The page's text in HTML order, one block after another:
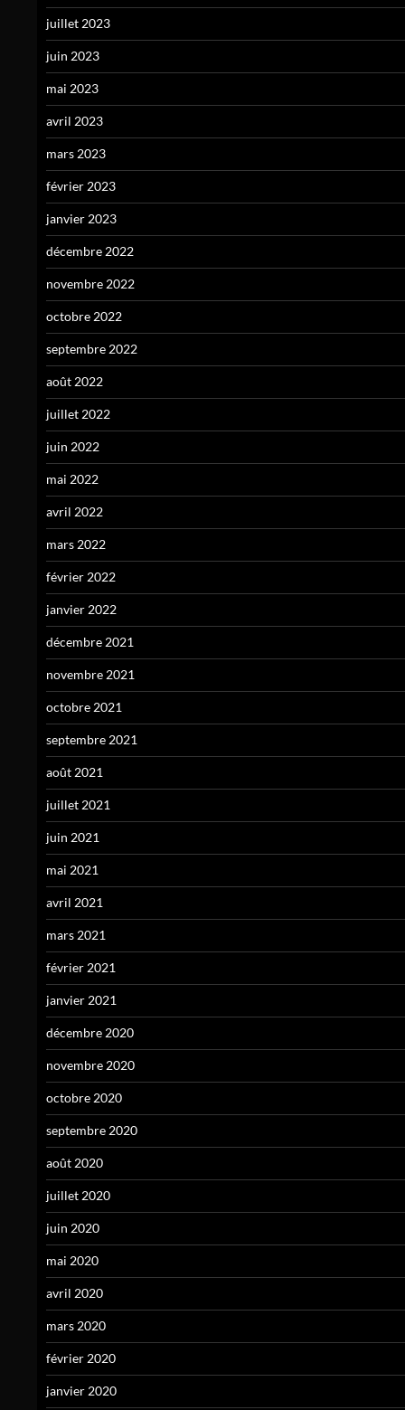
juillet 2023
juin 2023
mai 2023
avril 2023
mars 2023
février 2023
janvier 2023
décembre 2022
novembre 2022
octobre 2022
septembre 2022
août 2022
juillet 2022
juin 2022
mai 2022
avril 2022
mars 2022
février 2022
janvier 2022
décembre 2021
novembre 2021
octobre 2021
septembre 2021
août 2021
juillet 2021
juin 2021
mai 2021
avril 2021
mars 2021
février 2021
janvier 2021
décembre 2020
novembre 2020
octobre 2020
septembre 2020
août 2020
juillet 2020
juin 2020
mai 2020
avril 2020
mars 2020
février 2020
janvier 2020